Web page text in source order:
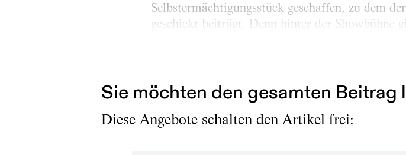
Selbstermächtigungsstück geschaffen, zu dem
geschickt beiträgt. Denn hinter der Showbühne
Sie möchten den gesamten Beitrag
Diese Angebote schalten den Artikel frei: